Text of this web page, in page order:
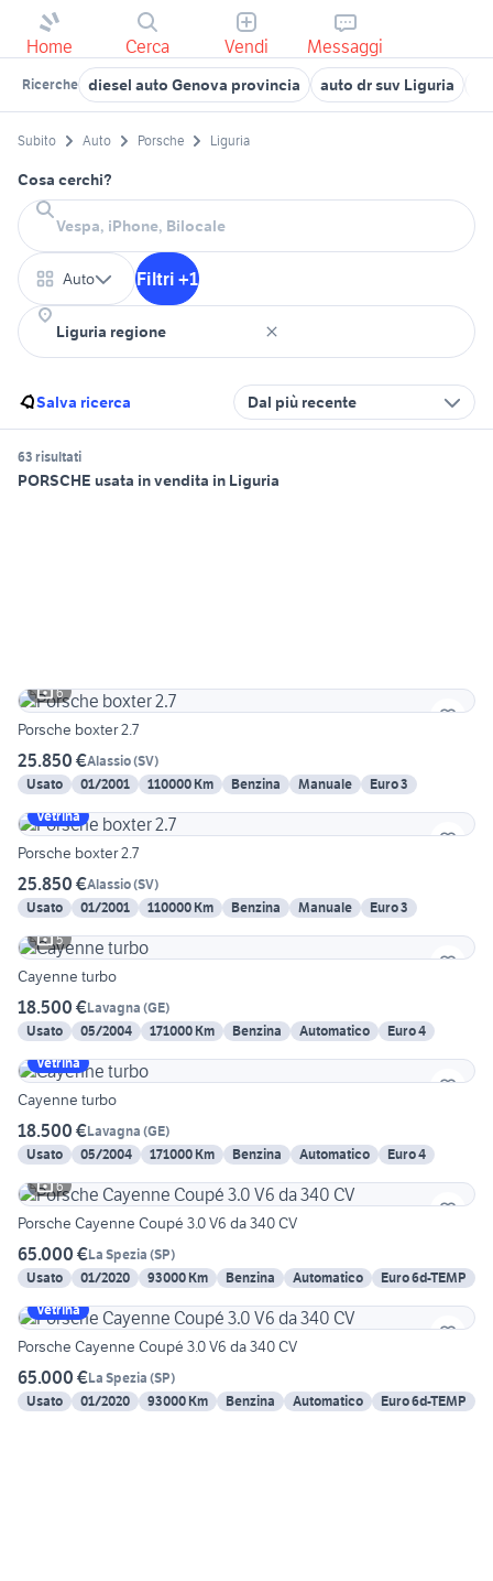
Home Cerca Vendi Messaggi
Ricerche diesel auto Genova provincia auto dr suv Liguria
Subito Auto Porsche Liguria
Cosa cerchi?
Auto Filtri +1
Salva ricerca Dal più recente
63 risultati
PORSCHE usata in vendita in Liguria
6
Porsche boxter 2.7
25.850 €Alassio(SV)
Usato
01/2001 110000 Km Benzina Manuale
Euro 3
Vetrina
Porsche boxter 2.7
25.850 €Alassio(SV)
Usato
01/2001 110000 Km Benzina Manuale
Euro 3
5
Cayenne turbo
18.500 €Lavagna (GE)
Usato
05/2004 171000 Km Benzina Automatico
Euro 4
Vetrina
Cayenne turbo
18.500 €Lavagna (GE)
Usato
05/2004 171000 Km Benzina Automatico
Euro 4
6
Porsche Cayenne Coupé 3.0 V6 da 340 CV
65.000 €La Spezia (SP)
Usato
01/2020 93000 Km Benzina Automatico
Euro 6d-TEMP
Vetrina
Porsche Cayenne Coupé 3.0 V6 da 340 CV
65.000 €La Spezia (SP)
Usato
01/2020 93000 Km Benzina Automatico Euro 6d-TEMP